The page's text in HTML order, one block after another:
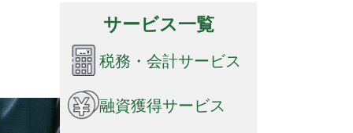
サービス一覧
税務・会計サービス
融資獲得サービス